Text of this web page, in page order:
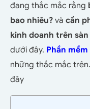
đang thắc mắc rằng
bao nhiêu? và cần
kinh doanh trên sàn
dưới đây. Phần
những thắc mắc
đây